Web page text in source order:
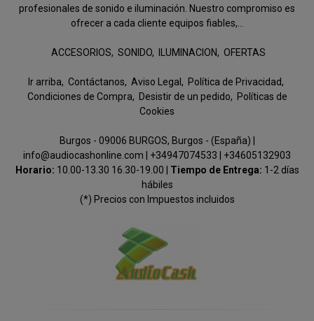
profesionales de sonido e iluminación. Nuestro compromiso es
ofrecer a cada cliente equipos fiables,...
ACCESORIOS SONIDO ILUMINACION OFERTAS
Ir arriba Contáctanos Aviso Legal
Política de Privacidad
Condiciones de Compra
Desistir de un pedido
Políticas de
Cookies
Burgos - 09006 BURGOS, Burgos - (España) |
info@audiocashonline.com | +34947074533
+34605132903
Horario: 10.00-13.30 16.30-19.00 | Tiempo de Entrega: 1-2 días
hábiles
(*) Precios con Impuestos incluidos